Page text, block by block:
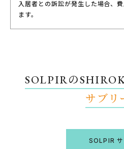
入居者との訴訟が発生した場合、
ます。
SOLPIRの
サブリ
SOLPIR サ